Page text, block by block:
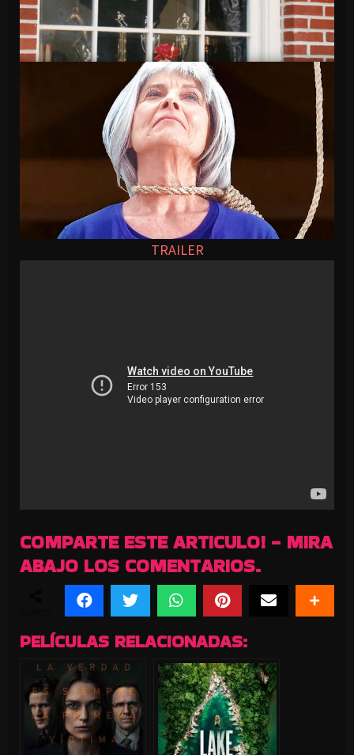
TRAILER
COMPARTE ESTE ARTICULO! - MIRA
ABAJO LOS COMENTARIOS.
PELÍCULAS RELACIONADAS: